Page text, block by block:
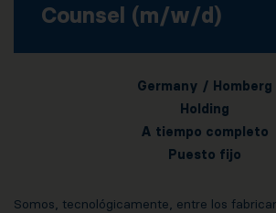
Counsel (m/w/d)
Germany / Homberg
Holding
A tiempo completo
Puesto fijo
Somos, tecnológicamente, entre los